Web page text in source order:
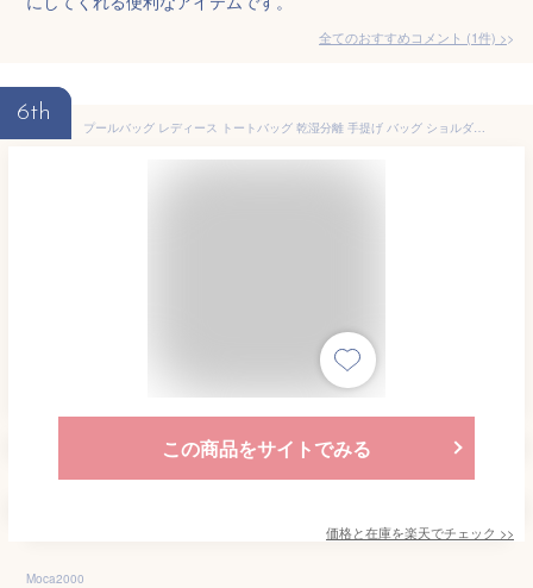
全てのおすすめコメント (1件) >
6th
プールバッグ レディース トートバッグ 乾湿分離 手提げ バッグ ショルダー プールバック 二層式 クリアバッグ 肩掛け 大容量 シンプル おしゃれ ビーチバッグ 水泳 スイミング 子供用 大人用 おしゃれ 防水 小学生 中学生 撥水 ママ 大人 ジムバ
この商品をサイトでみる
価格と在庫を楽天でチェック >>
Moca2000